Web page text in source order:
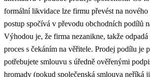
formální likvidace lze firmu převést na nového
postup spočívá v převodu obchodních podílů
Výhodou je, že firma nezanikne, takže
proces s čekáním na věřitele. Prodej podílu je
potřebujete smlouvu s úředně ověřenými
hromady (pokud společenská smlouva neříká